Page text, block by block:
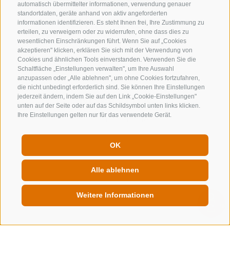
automatisch übermittelter informationen, verwendung genauer
standortdaten, geräte anhand von aktiv angeforderten
informationen identifizieren. Es steht Ihnen frei, Ihre Zustimmung zu
erteilen, zu verweigern oder zu widerrufen, ohne dass dies zu
wesentlichen Einschränkungen führt. Wenn Sie auf „Cookies
akzeptieren" klicken, erklären Sie sich mit der Verwendung von
Cookies und ähnlichen Tools einverstanden. Verwenden Sie die
Schaltfläche „Einstellungen verwalten", um Ihre Auswahl
anzupassen oder „Alle ablehnen", um ohne Cookies fortzufahren,
die nicht unbedingt erforderlich sind. Sie können Ihre Einstellungen
jederzeit ändern, indem Sie auf den Link „Cookie-Einstellungen"
unten auf der Seite oder auf das Schildsymbol unten links klicken.
Ihre Einstellungen gelten nur für das verwendete Gerät.
OK
Alle ablehnen
Weitere Informationen
KONTAKTIERE UNS
+39 0472 632 372
info@gossensass.org
NEWSLETTER
Bleib am Laufenden
Newsletter Anmelden
QUICKLINKS